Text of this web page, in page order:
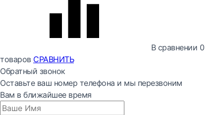
В сравнении 0
товаров СРАВНИТЬ
Обратный звонок
Оставьте ваш номер телефона и мы перезвоним
Вам в ближайшее время